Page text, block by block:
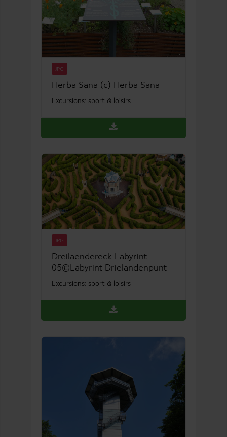
JPG
Herba Sana (c) Herba Sana
Excursions: sport & loisirs
JPG
Dreilaendereck Labyrint
05©Labyrint Drielandenpunt
Excursions: sport & loisirs